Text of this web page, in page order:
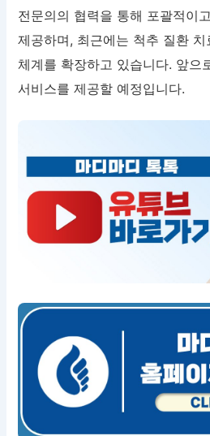
전문의의 협력을 통해 포괄적이
제공하며, 최근에는 척추 질환
체계를 확장하고 있습니다. 앞으
서비스를 제공할 예정입니다.